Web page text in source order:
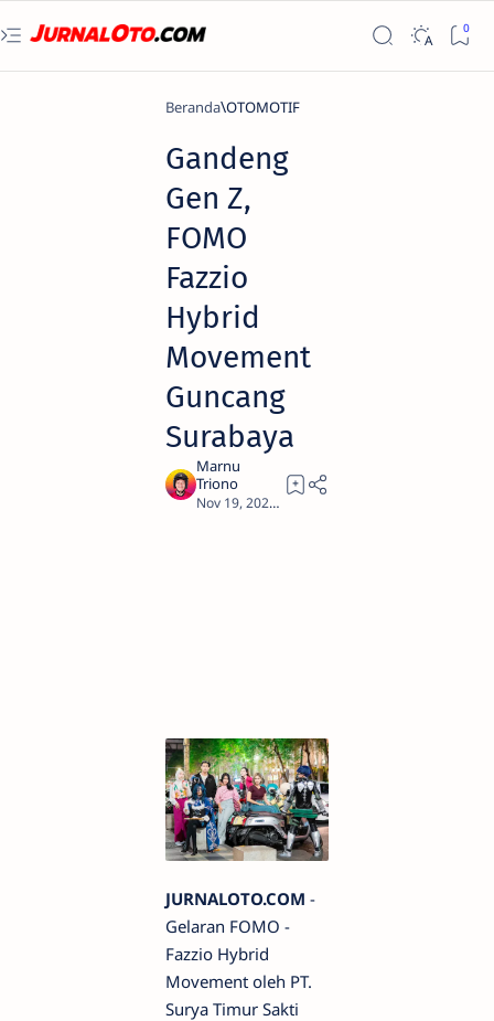
Beranda OTOMOTIF
Gandeng
Gen Z,
FOMO
Fazzio
Hybrid
Movement
Guncang
Surabaya
JURNALOTO.COM -
Gelaran FOMO -
Fazzio Hybrid
Movement oleh PT.
Surya Timur Sakti